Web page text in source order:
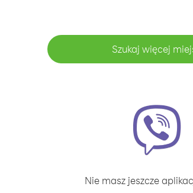
Szukaj więcej
Nie masz jeszcze